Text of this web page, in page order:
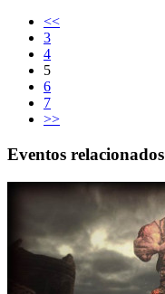
<<
3
4
5
6
7
>>
Eventos relacionados